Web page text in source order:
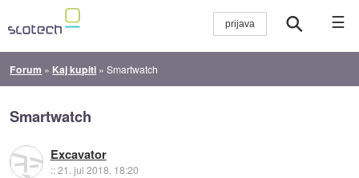
☰
Forum » Kaj kupiti »Smartwatch
Smartwatch
Excavator
::21. jul 2018, 18:20